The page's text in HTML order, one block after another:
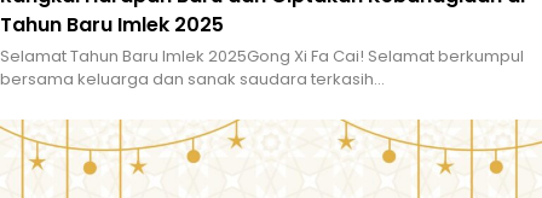
Tahun Baru Imlek 2025
Selamat Tahun Baru Imlek 2025Gong Xi Fa Cai! Selamat berkumpul
bersama keluarga dan sanak saudara terkasih...